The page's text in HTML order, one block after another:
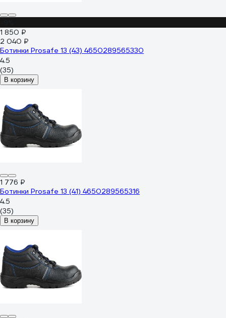
1 850 ₽
2 040 ₽
Ботинки Prosafe 13 (43) 4650289565330
4.5
(35)
В корзину
1 776 ₽
Ботинки Prosafe 13 (41) 4650289565316
4.5
(35)
В корзину